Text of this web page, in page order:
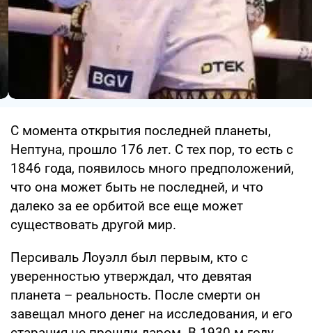
С момента открытия последней планеты,
Нептуна, прошло 176 лет. С тех пор, то есть с
1846 года, появилось много предположений,
что она может быть не последней, и что
далеко за ее орбитой все еще может
существовать другой мир.
Персиваль Лоуэлл был первым, кто с
уверенностью утверждал, что девятая
планета – реальность. После смерти он
завещал много денег на исследования, и его